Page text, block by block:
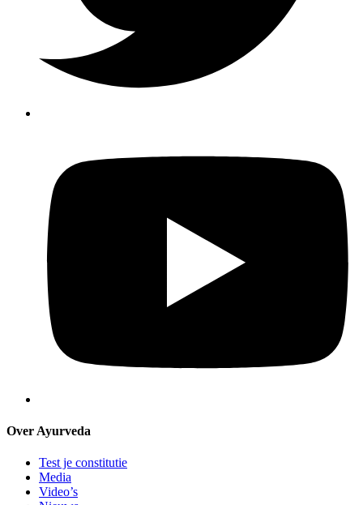
Over Ayurveda
Test je constitutie
Media
Video’s